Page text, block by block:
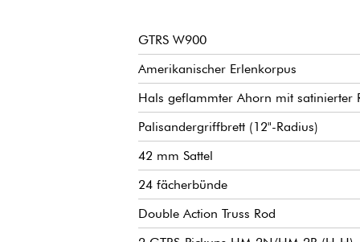
GTRS W900
Amerikanischer Erlenkorpus
Hals geflammter Ahorn mit satinierter
Palisandergriffbrett (12"-Radius)
42 mm Sattel
24 fächerbünde
Double Action Truss Rod